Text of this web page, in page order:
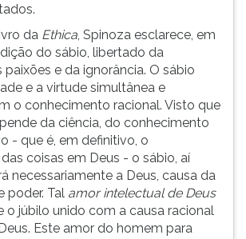
da Ethica, Spinoza esclarece, em
do sábio, libertado da
e da ignorância. O sábio
e a virtude simultânea e
o conhecimento racional. Visto que
da ciência, do conhecimento
- que é, em definitivo, o
coisas em Deus - o sábio, aí
necessariamente a Deus, causa da
poder. Tal amor intelectual de Deus
o júbilo unido com a causa racional
Este amor do homem para